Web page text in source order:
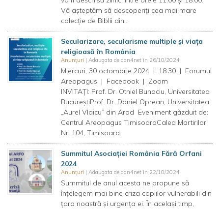
Vă așteptăm să descoperiți cea mai mare
colecție de Biblii din...
Secularizare, secularisme multiple și viața
religioasă în România
Anunțuri | Adaugata de dan4net in 26/10/2024
Miercuri, 30 octombrie 2024 | 18:30 | Forumul
Areopagus | Facebook | Zoom
INVITAȚI: Prof. Dr. Otniel Bunaciu, Universitatea
BucureștiProf. Dr. Daniel Oprean, Universitatea
„Aurel Vlaicu” din Arad Eveniment găzduit de:
Centrul Areopagus TimisoaraCalea Martirilor
Nr. 104, Timisoara
Summitul Asociației România Fără Orfani
2024
Anunțuri | Adaugata de dan4net in 22/10/2024
Summitul de anul acesta ne propune să
înțelegem mai bine criza copiilor vulnerabili din
țara noastră și urgența ei. În același timp,